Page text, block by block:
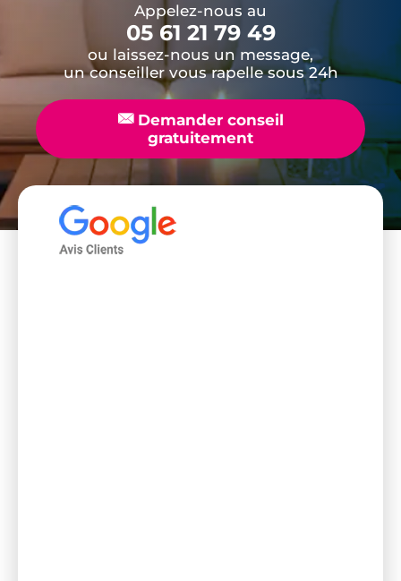
Appelez-nous au
05 61 21 79 49
ou laissez-nous un message,
un conseiller vous rapelle sous 24h
📧Demander conseil
gratuitement